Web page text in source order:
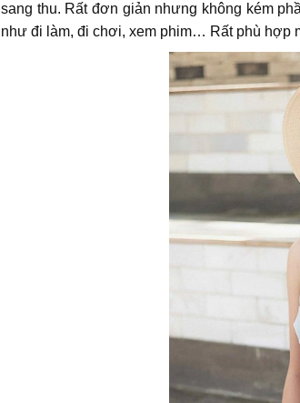
sang thu. Rất đơn giản nhưng không kém
như đi làm, đi chơi, xem phim… Rất phù hợp